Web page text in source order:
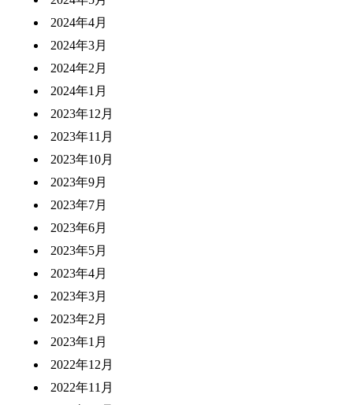
2024年4月
2024年3月
2024年2月
2024年1月
2023年12月
2023年11月
2023年10月
2023年9月
2023年7月
2023年6月
2023年5月
2023年4月
2023年3月
2023年2月
2023年1月
2022年12月
2022年11月